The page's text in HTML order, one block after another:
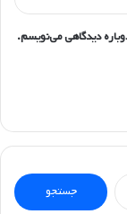
دیدگاهی می‌نویسم.
جستجو
برای: